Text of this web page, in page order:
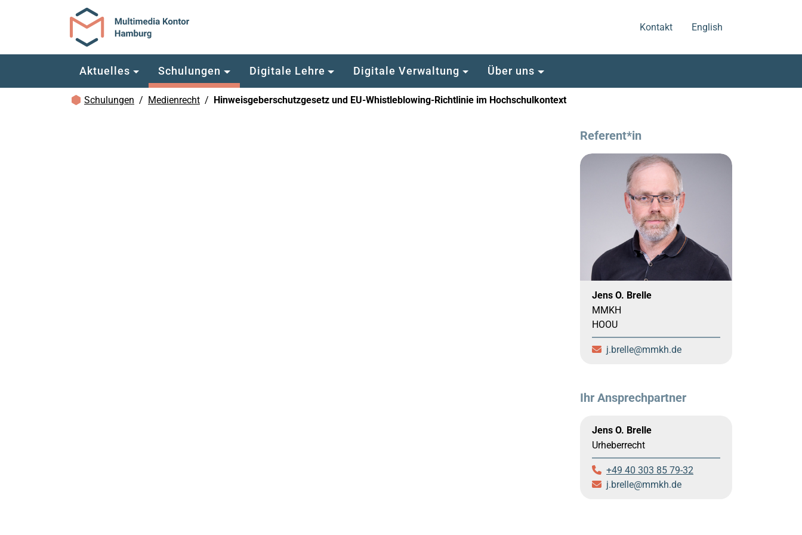
Zum Hauptinhalt springen
Kontakt. English
Aktuelles Schulungen Digitale Lehre Digitale Verwaltung Über uns
Brotkrümelnavigation
Schulungen Medienrecht Hinweisgeberschutzgesetz und EU-Whistleblowing-Richtlinie im Hochschulkontext
Referent*in
Jens O. Brelle
MMKH
HOOU
j.brelle mmkh.de
Ihr Ansprechpartner
Jens O. Brelle
Urheberrecht
+49 40 303 85 79-32
j.brelle
mmkh.de